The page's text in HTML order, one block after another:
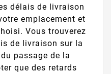
délais de livraison
emplacement et
Vous trouverez
de livraison sur la
passage de la
que des retards